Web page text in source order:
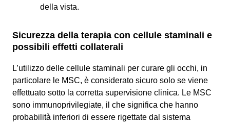
della vista.
Sicurezza della terapia con cellule staminali e
possibili effetti collaterali
L’utilizzo delle cellule staminali per curare gli occhi, in
particolare le MSC, è considerato sicuro solo se viene
effettuato sotto la corretta supervisione clinica. Le MSC
sono immunoprivilegiate, il che significa che hanno
probabilità inferiori di essere rigettate dal sistema